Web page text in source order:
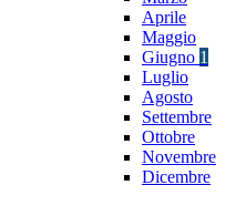
Aprile
Maggio
Giugno 1
Luglio
Agosto
Settembre
Ottobre
Novembre
Dicembre